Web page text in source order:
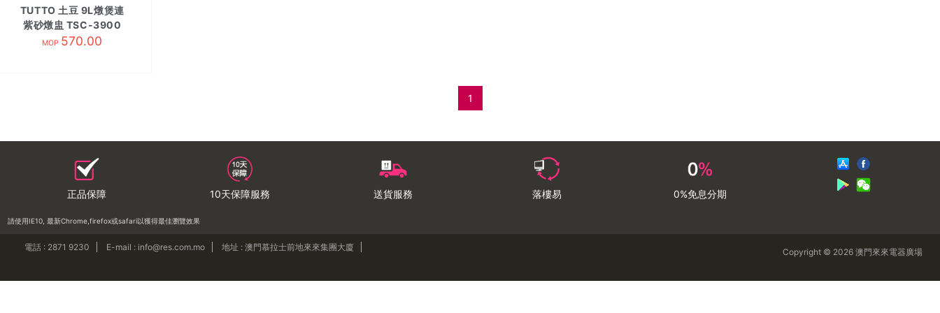
TUTTO 土豆 9L燉煲連
紫砂燉盅 TSC-3900
MOP 570.00
1
正品保障 10天保障服務 送貨服務 落樓易 0%免息分期
請使用IE10, 最新Chrome,firefox或safari以獲得最佳瀏覽效果
電話 : 2871 9230 E-mail : info@res.com.mo 地址 : 澳門慕拉士前地來來集團大廈 Copyright © 2026 澳門來來電器廣場